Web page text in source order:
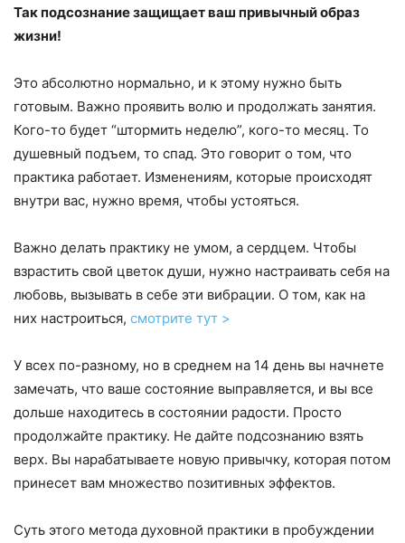
Так подсознание защищает ваш привычный образ
жизни!
Это абсолютно нормально, и к этому нужно быть
готовым. Важно проявить волю и продолжать занятия.
Кого-то будет “штормить неделю”, кого-то месяц. То
душевный подъем, то спад. Это говорит о том, что
практика работает. Изменениям, которые происходят
внутри вас, нужно время, чтобы устояться.
Важно делать практику не умом, а сердцем. Чтобы
взрастить свой цветок души, нужно настраивать себя на
любовь, вызывать в себе эти вибрации. О том, как на
них настроиться, смотрите тут >
У всех по-разному, но в среднем на 14 день вы начнете
замечать, что ваше состояние выправляется, и вы все
дольше находитесь в состоянии радости. Просто
продолжайте практику. Не дайте подсознанию взять
верх. Вы нарабатываете новую привычку, которая потом
принесет вам множество позитивных эффектов.
Суть этого метода духовной практики в пробуждении